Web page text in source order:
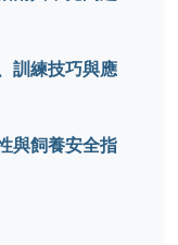
訓練技巧與應
與飼養安全指